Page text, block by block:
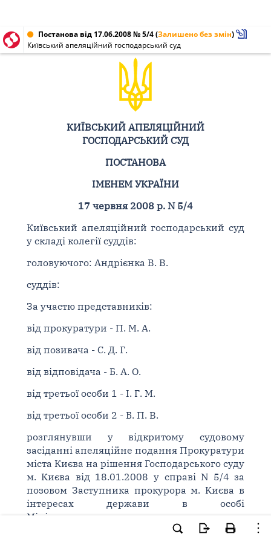
Постанова від 17.06.2008 № 5/4(Залишено без змін)
Київський апеляційний господарський суд
КИЇВСЬКИЙ АПЕЛЯЦІЙНИЙ
ГОСПОДАРСЬКИЙ СУД
ПОСТАНОВА
ІМЕНЕМ УКРАЇНИ
17 червня 2008 р. N 5/4
Київський апеляційний господарський суд
у складі колегії суддів:
головуючого: Андрієнка В. В.
суддів:
За участю представників:
від прокуратури - П. М. А.
від позивача - С. Д. Г.
від відповідача - Б. А. О.
від третьої особи 1 - І. Г. М.
від третьої особи 2 - Б. П. В.
розглянувши у відкритому судовому
засіданні апеляційне подання Прокуратури
міста Києва на рішення Господарського суду
м. Києва від 18.01.2008 у справі N 5/4 за
позовом Заступника прокурора м. Києва в
інтересах держави в особі
Міністерстваохорони навколишнього
природного середовища України до